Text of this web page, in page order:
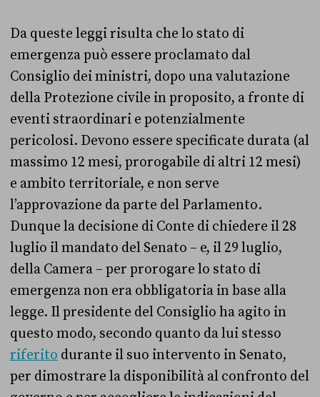
Da queste leggi risulta che lo stato di
emergenza può essere proclamato dal
Consiglio dei ministri, dopo una valutazione
della Protezione civile in proposito, a fronte di
eventi straordinari e potenzialmente
pericolosi. Devono essere specificate durata (al
massimo 12 mesi, prorogabile di altri 12 mesi)
e ambito territoriale, e non serve
l’approvazione da parte del Parlamento.
Dunque la decisione di Conte di chiedere il 28
luglio il mandato del Senato – e, il 29 luglio,
della Camera – per prorogare lo stato di
emergenza non era obbligatoria in base alla
legge. Il presidente del Consiglio ha agito in
questo modo, secondo quanto da lui stesso
riferito durante il suo intervento in Senato,
per dimostrare la disponibilità al confronto del